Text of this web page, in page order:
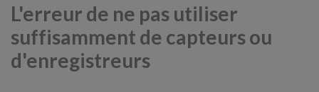
L'erreur de ne pas utiliser
suffisamment de capteurs ou
d'enregistreurs